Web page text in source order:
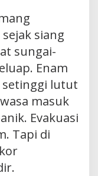
siang
sungai-
Enam
setinggi lutut
masuk
Evakuasi
Tapi di